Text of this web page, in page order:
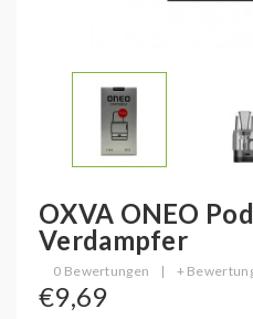
OXVA ONEO
Verdampfer
0 Bewertungen | +
€9,69